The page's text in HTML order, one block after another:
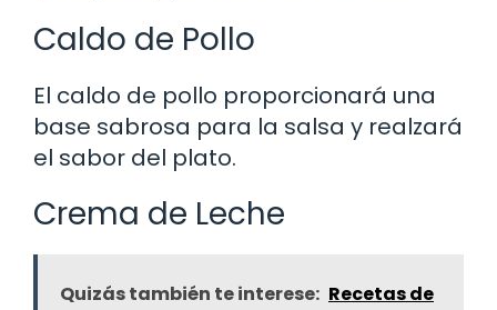
Caldo de Pollo
El caldo de pollo proporcionará una
base sabrosa para la salsa y realzará
el sabor del plato.
Crema de Leche
Quizás también te interese: Recetas de